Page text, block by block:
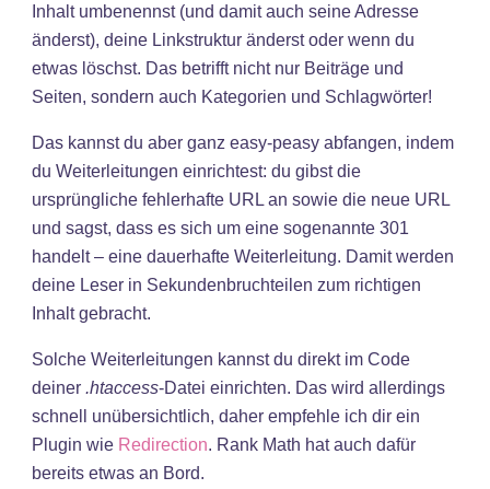
Inhalt umbenennst (und damit auch seine Adresse
änderst), deine Linkstruktur änderst oder wenn du
etwas löschst. Das betrifft nicht nur Beiträge und
Seiten, sondern auch Kategorien und Schlagwörter!
Das kannst du aber ganz easy-peasy abfangen, indem
du Weiterleitungen einrichtest: du gibst die
ursprüngliche fehlerhafte URL an sowie die neue URL
und sagst, dass es sich um eine sogenannte 301
handelt – eine dauerhafte Weiterleitung. Damit werden
deine Leser in Sekundenbruchteilen zum richtigen
Inhalt gebracht.
Solche Weiterleitungen kannst du direkt im Code
deiner .htaccess-Datei einrichten. Das wird allerdings
schnell unübersichtlich, daher empfehle ich dir ein
Plugin wie Redirection. Rank Math hat auch dafür
bereits etwas an Bord.